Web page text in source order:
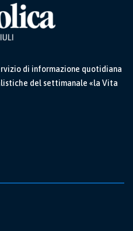
di informazione quotidiana
del settimanale «la Vita